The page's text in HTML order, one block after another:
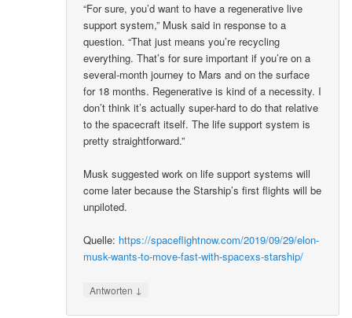
“For sure, you’d want to have a regenerative live
support system,” Musk said in response to a
question. “That just means you’re recycling
everything. That’s for sure important if you’re on a
several-month journey to Mars and on the surface
for 18 months. Regenerative is kind of a necessity. I
don’t think it’s actually super-hard to do that relative
to the spacecraft itself. The life support system is
pretty straightforward.”
Musk suggested work on life support systems will
come later because the Starship’s first flights will be
unpiloted.
Quelle: https://spaceflightnow.com/2019/09/29/elon-
musk-wants-to-move-fast-with-spacexs-starship/
Antworten ↓